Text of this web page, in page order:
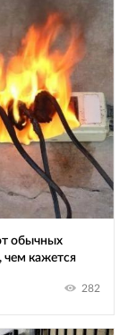
обычных
чем кажется
282